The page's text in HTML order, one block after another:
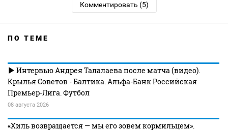
Комментировать (5)
ПО ТЕМЕ
Интервью Андрея Талалаева после матча (видео).
Крылья Советов - Балтика. Альфа-Банк Российская
Премьер-Лига. Футбол
08 августа 2026
«Хиль возвращается — мы его зовем кормильцем».